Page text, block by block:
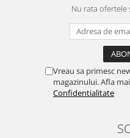
Nu rata
Vreau sa primesc
magazinului. Afla
Confidentialitate